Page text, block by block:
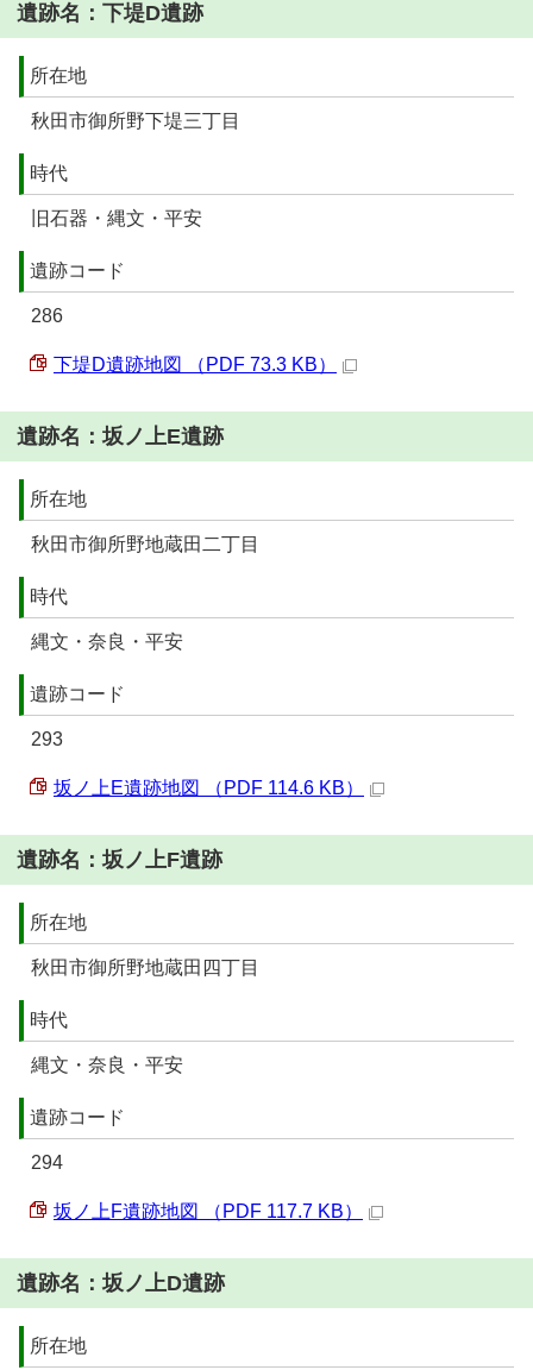
遺跡名：下堤D遺跡
所在地
秋田市御所野下堤三丁目
時代
旧石器・縄文・平安
遺跡コード
286
下堤D遺跡地図 （PDF 73.3 KB）
遺跡名：坂ノ上E遺跡
所在地
秋田市御所野地蔵田二丁目
時代
縄文・奈良・平安
遺跡コード
293
坂ノ上E遺跡地図 （PDF 114.6 KB）
遺跡名：坂ノ上F遺跡
所在地
秋田市御所野地蔵田四丁目
時代
縄文・奈良・平安
遺跡コード
294
坂ノ上F遺跡地図 （PDF 117.7 KB）
遺跡名：坂ノ上D遺跡
所在地